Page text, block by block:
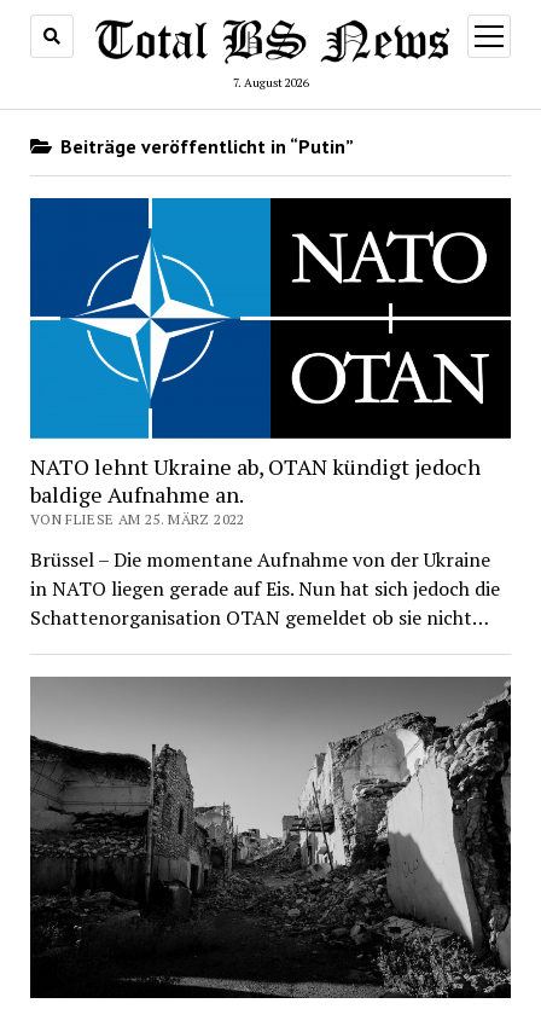
7. August 2026
Menü
öffnen
Beiträge veröffentlicht in “Putin”
NATO lehnt Ukraine ab, OTAN kündigt jedoch
baldige Aufnahme an.
VON FLIESE AM 25. MÄRZ 2022
Brüssel – Die momentane Aufnahme von der Ukraine
in NATO liegen gerade auf Eis. Nun hat sich jedoch die
Schattenorganisation OTAN gemeldet ob sie nicht…